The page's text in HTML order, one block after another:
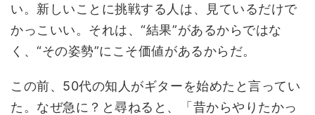
い。新しいことに挑戦する人は、見ているだけで
かっこいい。それは、“結果”があるからではな
く、“その姿勢”にこそ価値があるからだ。
この前、50代の知人がギターを始めたと言ってい
た。なぜ急に？と尋ねると、「昔からやりたかっ